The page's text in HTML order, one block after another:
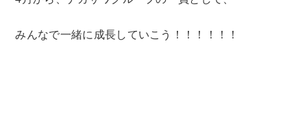
みんなで一緒に成長していこう！！！！！！